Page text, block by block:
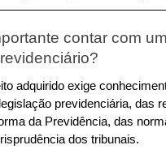
contar com um
adquirido exige
previdenciária, das
da Previdência, das
dos tribunais.